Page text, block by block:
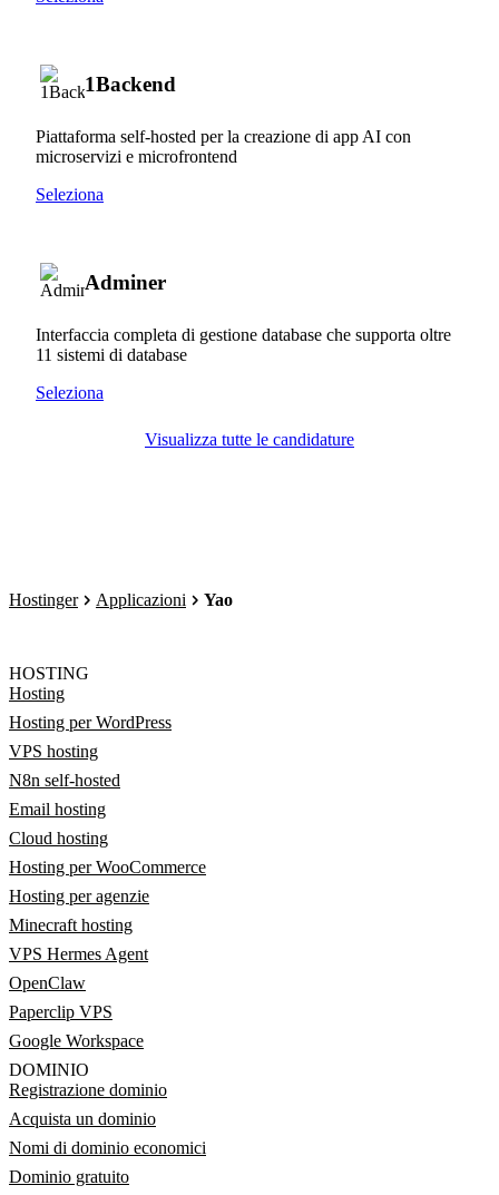
1Backend
Piattaforma self-hosted per la creazione di app AI con
microservizi e microfrontend
Seleziona
Adminer
Interfaccia completa di gestione database che supporta oltre
11 sistemi di database
Seleziona
Visualizza tutte le candidature
Hostinger Applicazioni Yao
HOSTING
Hosting
Hosting per WordPress
VPS hosting
N8n self-hosted
Email hosting
Cloud hosting
Hosting per WooCommerce
Hosting per agenzie
Minecraft hosting
VPS Hermes Agent
OpenClaw
Paperclip VPS
Google Workspace
DOMINIO
Registrazione dominio
Acquista un dominio
Nomi di dominio economici
Dominio gratuito